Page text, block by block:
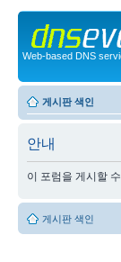
Web-based DNS
게시판 색인
안내
이 포럼을 게시할
게시판 색인